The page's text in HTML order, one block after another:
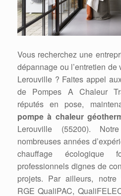
Vous recherchez une
dépannage ou l’entretien
Lerouville ? Faites appel
de Pompes A Chaleur
réputés en pose,
pompe à chaleur
Lerouville (55200).
nombreuses années
chauffage
professionnels dignes de
projets. Par ailleurs, notre
RGE QualiPAC,